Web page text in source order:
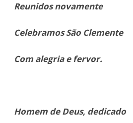
Reunidos novamente
Celebramos São Clemente
Com alegria e fervor.
Homem de Deus, dedicado